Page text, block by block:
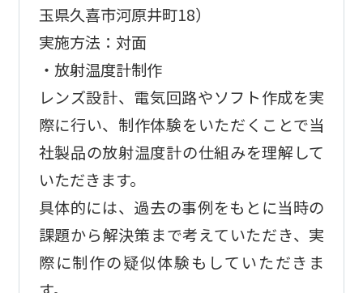
玉県久喜市河原井町18）
実施方法：対面
・放射温度計制作
レンズ設計、電気回路やソフト作成を実
際に行い、制作体験をいただくことで当
社製品の放射温度計の仕組みを理解して
いただきます。
具体的には、過去の事例をもとに当時の
課題から解決策まで考えていただき、実
際に制作の疑似体験もしていただきま